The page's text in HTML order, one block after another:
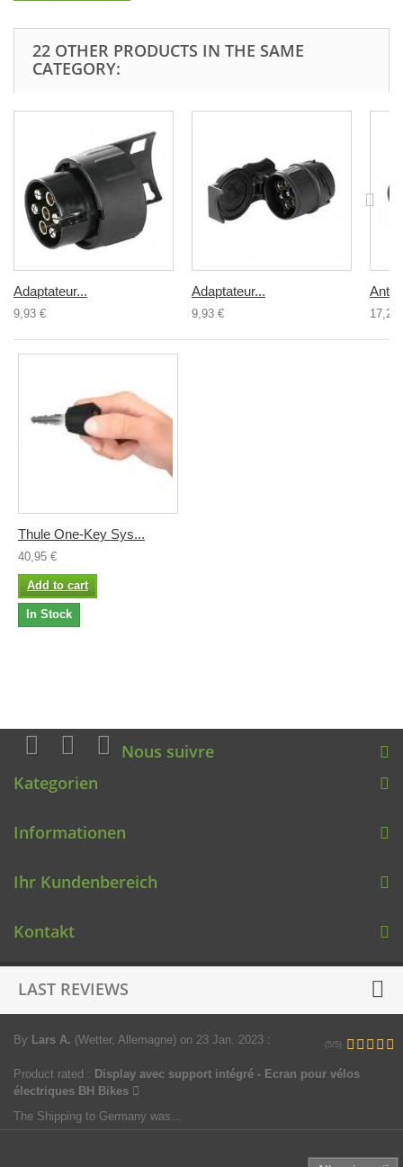
22 OTHER PRODUCTS IN THE SAME
CATEGORY:
Adaptateur...
9,93 €
Adaptateur...
9,93 € 17,25
Thule One-Key Sys...
40,95 €
Add to cart
In Stock
Nous suivre
Kategorien
Informationen
Ihr Kundenbereich
Kontakt
LAST REVIEWS
By Lars A. (Wetter, Allemagne) on 23 Jan. 2023 : (5/5)
Product rated : Display avec support intégré - Ecran pour vélos
électriques BH Bikes
The Shipping to Germany was...